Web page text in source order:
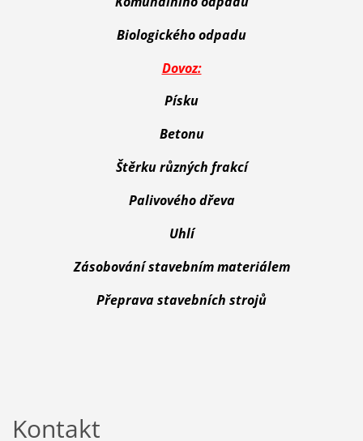
Biologického odpadu
Dovoz:
Písku
Betonu
Štěrku různých frakcí
Palivového dřeva
Uhlí
Zásobování stavebním materiálem
Přeprava stavebních strojů
Kontakt